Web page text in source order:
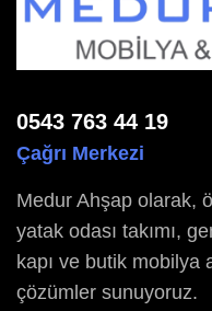
0543 763 44 19
Çağrı Merkezi
Medur Ahşap olarak,
yatak odası takımı,
kapı ve butik mobilya
çözümler sunuyoruz.